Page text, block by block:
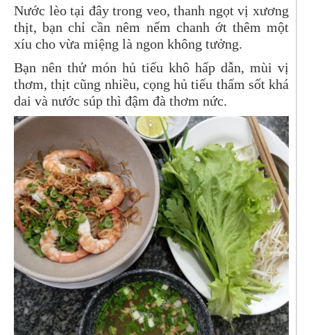
Nước lèo tại đây trong veo, thanh ngọt vị xương
thịt, bạn chỉ cần nêm nếm chanh ớt thêm một
xíu cho vừa miệng là ngon không tưởng.
Bạn nên thử món hủ tiếu khô hấp dẫn, mùi vị
thơm, thịt cũng nhiều, cọng hủ tiếu thấm sốt khá
dai và nước súp thì đậm đà thơm nức.